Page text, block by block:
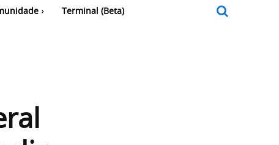
Terminal (Beta)